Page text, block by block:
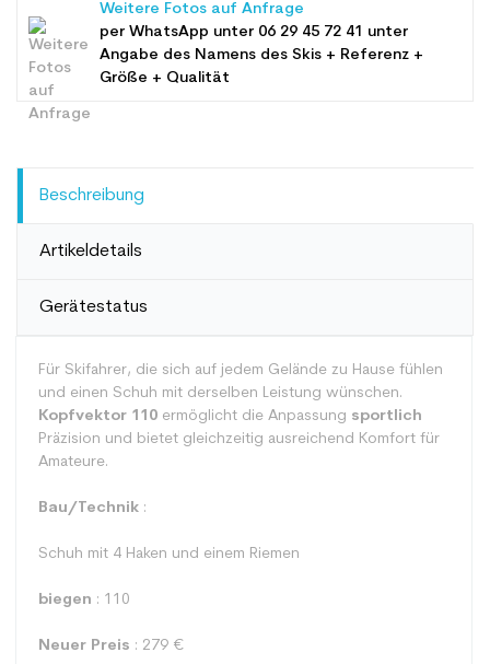
Weitere Fotos auf Anfrage
per WhatsApp unter 06 29 45 72 41 unter
Angabe des Namens des Skis + Referenz +
Größe + Qualität
Beschreibung
Artikeldetails
Gerätestatus
Für Skifahrer, die sich auf jedem Gelände zu Hause fühlen
und einen Schuh mit derselben Leistung wünschen.
Kopfvektor 110 ermöglicht die Anpassung sportlich
Präzision und bietet gleichzeitig ausreichend Komfort für
Amateure.
Bau/Technik :
Schuh mit 4 Haken und einem Riemen
biegen : 110
Neuer Preis : 279 €